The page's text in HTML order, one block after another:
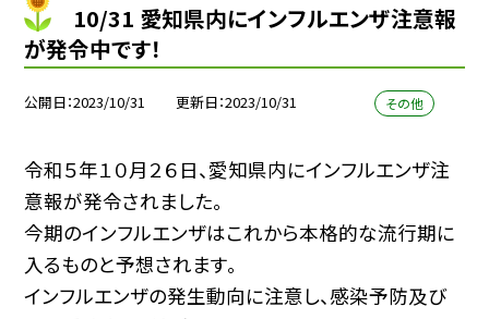
10/31 愛知県内にインフルエンザ注意報
が発令中です！
公開日 2023/10/31 更新日 2023/10/31 その他
令和５年１０月２６日、愛知県内にインフルエンザ注
意報が発令されました。
今期のインフルエンザはこれから本格的な流行期に
入るものと予想されます。
インフルエンザの発生動向に注意し、感染予防及び